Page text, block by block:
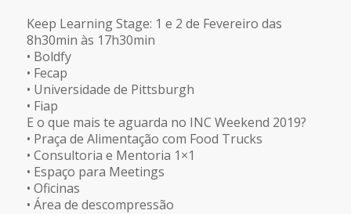
Keep Learning Stage: 1 e 2 de Fevereiro das
8h30min às 17h30min
• Boldfy
• Fecap
• Universidade de Pittsburgh
• Fiap
E o que mais te aguarda no INC Weekend 2019?
• Praça de Alimentação com Food Trucks
• Consultoria e Mentoria 1×1
• Espaço para Meetings
• Oficinas
• Área de descompressão